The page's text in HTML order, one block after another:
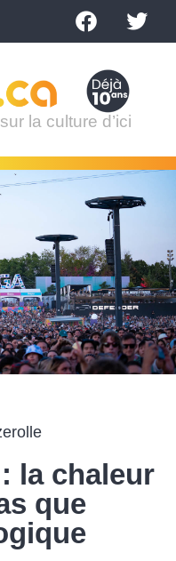
la culture d’ici
la chaleur
que